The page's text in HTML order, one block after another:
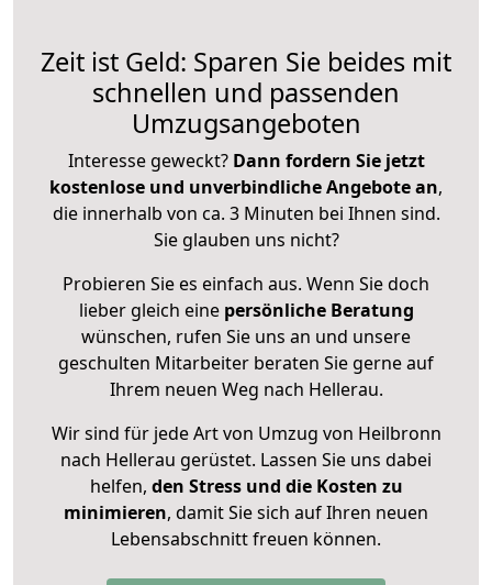
Zeit ist Geld: Sparen Sie beides mit
schnellen und passenden
Umzugsangeboten
Interesse geweckt? Dann fordern Sie jetzt
kostenlose und unverbindliche Angebote an,
die innerhalb von ca. 3 Minuten bei Ihnen sind.
Sie glauben uns nicht?
Probieren Sie es einfach aus. Wenn Sie doch
lieber gleich eine persönliche Beratung
wünschen, rufen Sie uns an und unsere
geschulten Mitarbeiter beraten Sie gerne auf
Ihrem neuen Weg nach Hellerau.
Wir sind für jede Art von Umzug von Heilbronn
nach Hellerau gerüstet. Lassen Sie uns dabei
helfen, den Stress und die Kosten zu
minimieren, damit Sie sich auf Ihren neuen
Lebensabschnitt freuen können.